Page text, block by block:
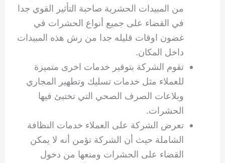
من المبيدات الحشرية صاحبة التأثير القوي جدا
في القضاء على جميع أنواع الحشرات في
غضون اوقات قليله جدا من رش هذه المبيدات
داخل المكان.
تقوم الشركة بتوفير خدمات اخرى متميزة
للعملاء مثل خدمات تسليك وتطهير المجاري
وبلاعات الصرف الصحي التي تختبئ فيها
الحشرات.
تعرض الشركة على العملاء خدمات النظافة
الشاملة حيث أن الشركة تؤمن أنه لا يمكن
القضاء على الحشرات ومنعها من دخول